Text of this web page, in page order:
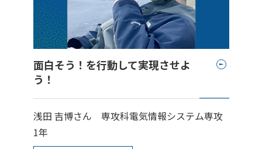
面白そう！を行動して実現させよ
う！
浅田 吉博さん 専攻科電気情報システム専攻
1年